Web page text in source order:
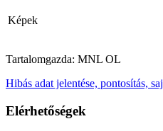
Képek
Tartalomgazda: MNL OL
Hibás adat jelentése, pontosítás,
Elérhetőségek